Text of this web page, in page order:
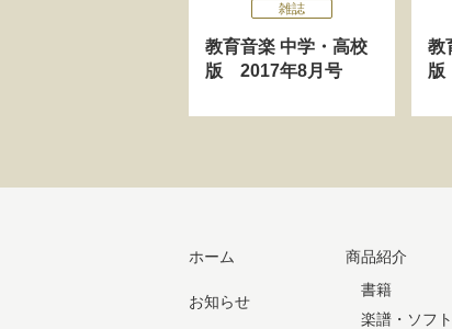
雑誌
教育音楽 中学・高校
版 2017年8月号
教
版
ホーム
お知らせ
商品紹介
書籍
楽譜・ソフト